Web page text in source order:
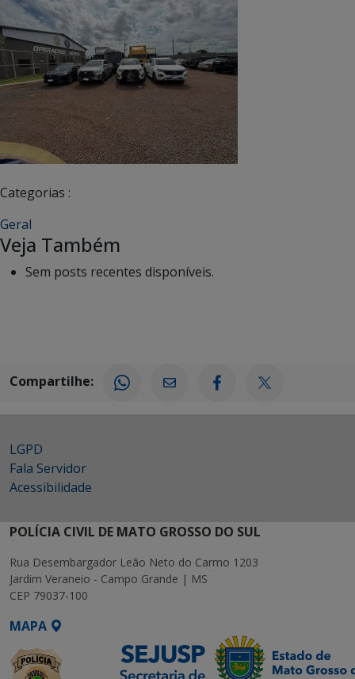
Categorias :
Geral
Veja Também
Sem posts recentes disponíveis.
Compartilhe:
LGPD
Fala Servidor
Acessibilidade
POLÍCIA CIVIL DE MATO GROSSO DO SUL
Rua Desembargador Leão Neto do Carmo 1203
Jardim Veraneio - Campo Grande | MS
CEP 79037-100
MAPA